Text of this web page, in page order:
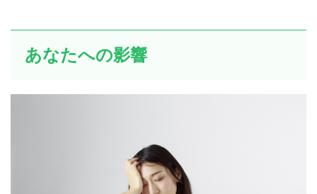
あなたへの影響